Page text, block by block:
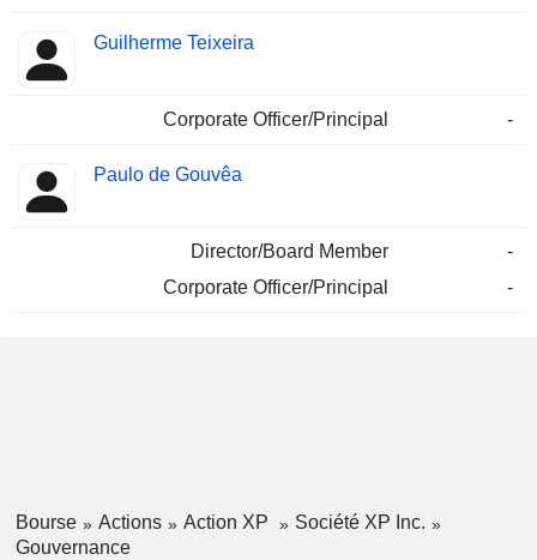
Guilherme Teixeira
Corporate Officer/Principal -
Paulo de Gouvêa
Director/Board Member
-
Corporate Officer/Principal
-
Bourse Actions Action XP
Société XP Inc.
Gouvernance